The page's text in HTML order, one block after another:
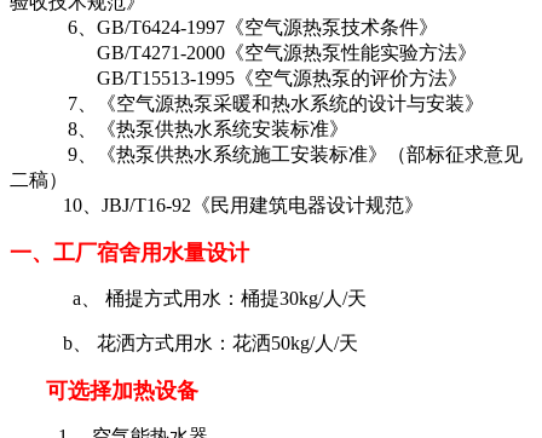
6、GB/T6424-1997《空气源热泵技术条件》
GB/T4271-2000《空气源热泵性能实验方法》
GB/T15513-1995《空气源热泵的评价方法》
7、《空气源热泵采暖和热水系统的设计与安装》
8、《热泵供热水系统安装标准》
9、《热泵供热水系统施工安装标准》（部标征求意见
二稿）
10、JBJ/T16-92《民用建筑电器设计规范》
一、工厂宿舍用水量设计
a、 桶提方式用水：桶提30kg/人/天
b、 花洒方式用水：花洒50kg/人/天
可选择加热设备